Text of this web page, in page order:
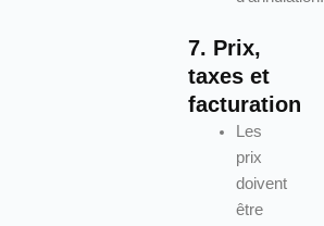
7. Prix,
taxes et
facturation
Les
prix
doivent
être